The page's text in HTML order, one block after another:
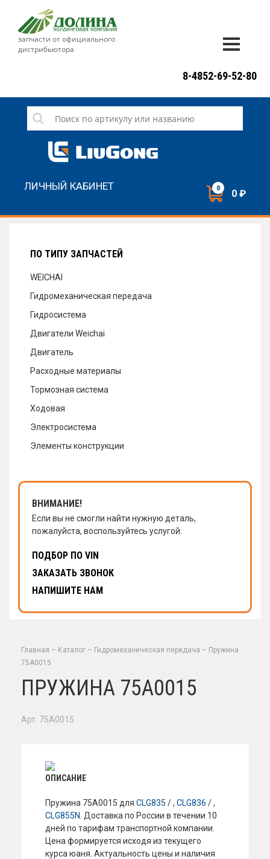
запчасти от официального
дистрибьютора
СЕРВИС
НОВОСТИ
8-4852-69-52-80
ЛИЧНЫЙ КАБИНЕТ 0 0 ₽
ПО ТИПУ ЗАПЧАСТЕЙ
WEICHAI
Гидромеханическая передача
Гидросистема
Двигатели Weichai
Двигатель
Расходные материалы
Тормозная система
Ходовая
Электросистема
Элементы конструкции
ВНИМАНИЕ!
Если вы не смогли найти нужную деталь,
пожалуйста, воспользуйтесь услугой:
ПОДБОР ПО VIN
ЗАКАЗАТЬ ЗВОНОК
НАПИШИТЕ НАМ
Главная – Каталог – Гидромеханическая передача – Пружина
75A0015
ПРУЖИНА 75A0015
Арт. 75A0015
ОПИСАНИЕ
Пружина 75A0015 для CLG835 / , CLG836 / ,
CLG855N . Доставка по России в течении 10
дней по тарифам транспортной компании.
Цена формируется исходя из текущего
курса юаня. Актуальность цены и наличия